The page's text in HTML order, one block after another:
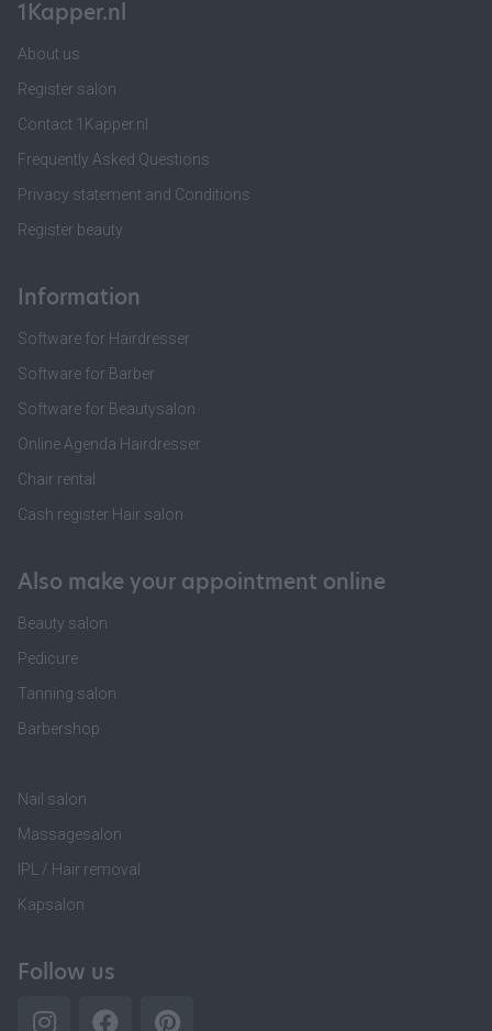
1Kapper.nl
About us
Register salon
Contact 1Kapper.nl
Frequently Asked Questions
Privacy statement and Conditions
Register beauty
Information
Software for Hairdresser
Software for Barber
Software for Beautysalon
Online Agenda Hairdresser
Chair rental
Cash register Hair salon
Also make your appointment online
Beauty salon
Pedicure
Tanning salon
Barbershop
Nail salon
Massagesalon
IPL / Hair removal
Kapsalon
Follow us